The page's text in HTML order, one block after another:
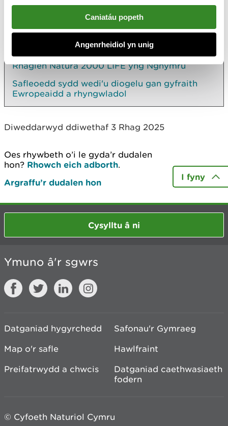
Caniatáu popeth
Angenrheidiol yn unig
Yn rhywle arall ar y safle
Rhaglen Natura 2000 LIFE yng Nghymru
Safleoedd sydd wedi'u diogelu gan gyfraith
Ewropeaidd a rhyngwladol
Diweddarwyd ddiwethaf 3 Rhag 2025
Oes rhywbeth o’i le gyda’r dudalen
hon? Rhowch eich adborth.
Argraffu’r dudalen hon
I fyny
Cysylltu â ni
Ymuno â'r sgwrs
Datganiad hygyrchedd
Safonau'r Gymraeg
Map o'r safle
Hawlfraint
Preifatrwydd a chwcis
Datganiad caethwasiaeth
fodern
© Cyfoeth Naturiol Cymru